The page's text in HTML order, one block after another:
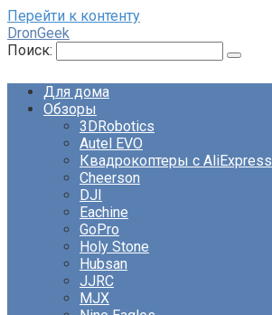
Перейти к контенту
DronGeek
Поиск:
Для дома
Обзоры
3DRobotics
Autel EVO
Квадрокоптеры с AliExpress
Cheerson
DJI
Eachine
GoPro
Holy Stone
Hubsan
JJRC
MJX